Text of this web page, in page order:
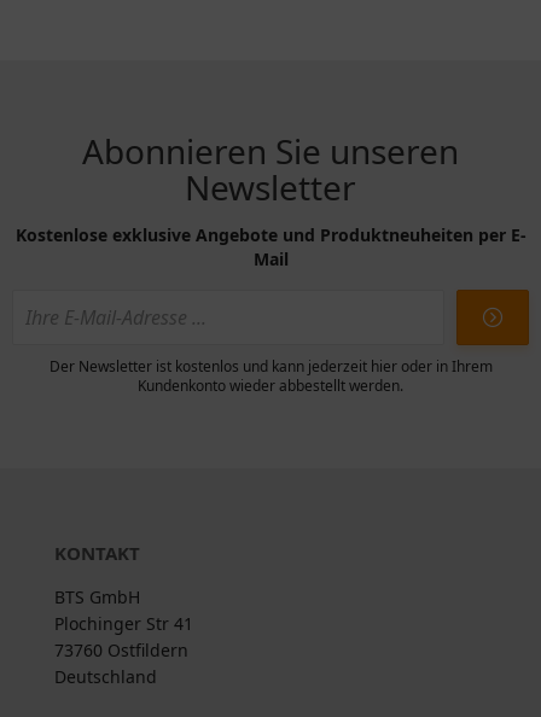
Abonnieren Sie unseren
Newsletter
Kostenlose exklusive Angebote und Produktneuheiten per E-
Mail
Der Newsletter ist kostenlos und kann jederzeit hier oder in Ihrem
Kundenkonto wieder abbestellt werden.
KONTAKT
BTS GmbH
Plochinger Str 41
73760 Ostfildern
Deutschland